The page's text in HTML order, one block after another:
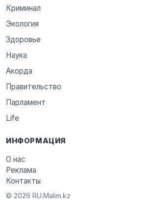
Криминал
Экология
Здоровье
Наука
Акорда
Правительство
Парламент
Life
ИНФОРМАЦИЯ
О нас
Реклама
Контакты
© 2026 RU.Malim.kz